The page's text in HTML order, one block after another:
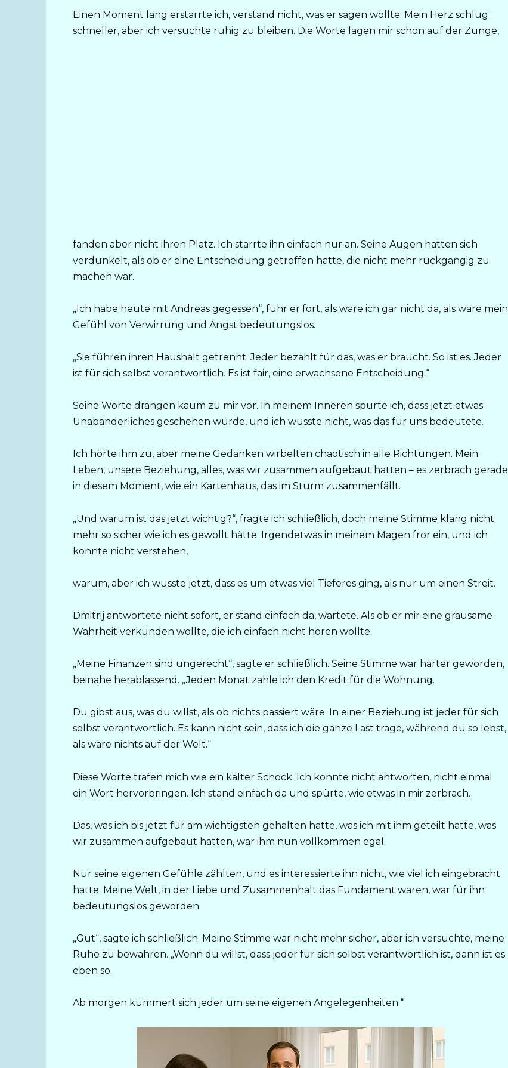
Einen Moment lang erstarrte ich, verstand nicht, was er sagen wollte. Mein Herz schlug
schneller, aber ich versuchte ruhig zu bleiben. Die Worte lagen mir schon auf der Zunge,
fanden aber nicht ihren Platz. Ich starrte ihn einfach nur an. Seine Augen hatten sich
verdunkelt, als ob er eine Entscheidung getroffen hätte, die nicht mehr rückgängig zu
machen war.
„Ich habe heute mit Andreas gegessen“, fuhr er fort, als wäre ich gar nicht da, als wäre mein
Gefühl von Verwirrung und Angst bedeutungslos.
„Sie führen ihren Haushalt getrennt. Jeder bezahlt für das, was er braucht. So ist es. Jeder
ist für sich selbst verantwortlich. Es ist fair, eine erwachsene Entscheidung.“
Seine Worte drangen kaum zu mir vor. In meinem Inneren spürte ich, dass jetzt etwas
Unabänderliches geschehen würde, und ich wusste nicht, was das für uns bedeutete.
Ich hörte ihm zu, aber meine Gedanken wirbelten chaotisch in alle Richtungen. Mein
Leben, unsere Beziehung, alles, was wir zusammen aufgebaut hatten – es zerbrach gerade
in diesem Moment, wie ein Kartenhaus, das im Sturm zusammenfällt.
„Und warum ist das jetzt wichtig?“, fragte ich schließlich, doch meine Stimme klang nicht
mehr so sicher wie ich es gewollt hätte. Irgendetwas in meinem Magen fror ein, und ich
konnte nicht verstehen,
warum, aber ich wusste jetzt, dass es um etwas viel Tieferes ging, als nur um einen Streit.
Dmitrij antwortete nicht sofort, er stand einfach da, wartete. Als ob er mir eine grausame
Wahrheit verkünden wollte, die ich einfach nicht hören wollte.
„Meine Finanzen sind ungerecht“, sagte er schließlich. Seine Stimme war härter geworden,
beinahe herablassend. „Jeden Monat zahle ich den Kredit für die Wohnung.
Du gibst aus, was du willst, als ob nichts passiert wäre. In einer Beziehung ist jeder für sich
selbst verantwortlich. Es kann nicht sein, dass ich die ganze Last trage, während du so lebst,
als wäre nichts auf der Welt.“
Diese Worte trafen mich wie ein kalter Schock. Ich konnte nicht antworten, nicht einmal
ein Wort hervorbringen. Ich stand einfach da und spürte, wie etwas in mir zerbrach.
Das, was ich bis jetzt für am wichtigsten gehalten hatte, was ich mit ihm geteilt hatte, was
wir zusammen aufgebaut hatten, war ihm nun vollkommen egal.
Nur seine eigenen Gefühle zählten, und es interessierte ihn nicht, wie viel ich eingebracht
hatte. Meine Welt, in der Liebe und Zusammenhalt das Fundament waren, war für ihn
bedeutungslos geworden.
„Gut“, sagte ich schließlich. Meine Stimme war nicht mehr sicher, aber ich versuchte, meine
Ruhe zu bewahren. „Wenn du willst, dass jeder für sich selbst verantwortlich ist, dann ist es
eben so.
Ab morgen kümmert sich jeder um seine eigenen Angelegenheiten.“